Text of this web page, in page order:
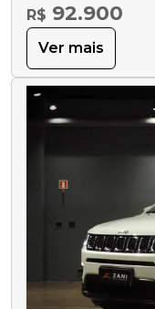
R$ 92.900
Ver mais